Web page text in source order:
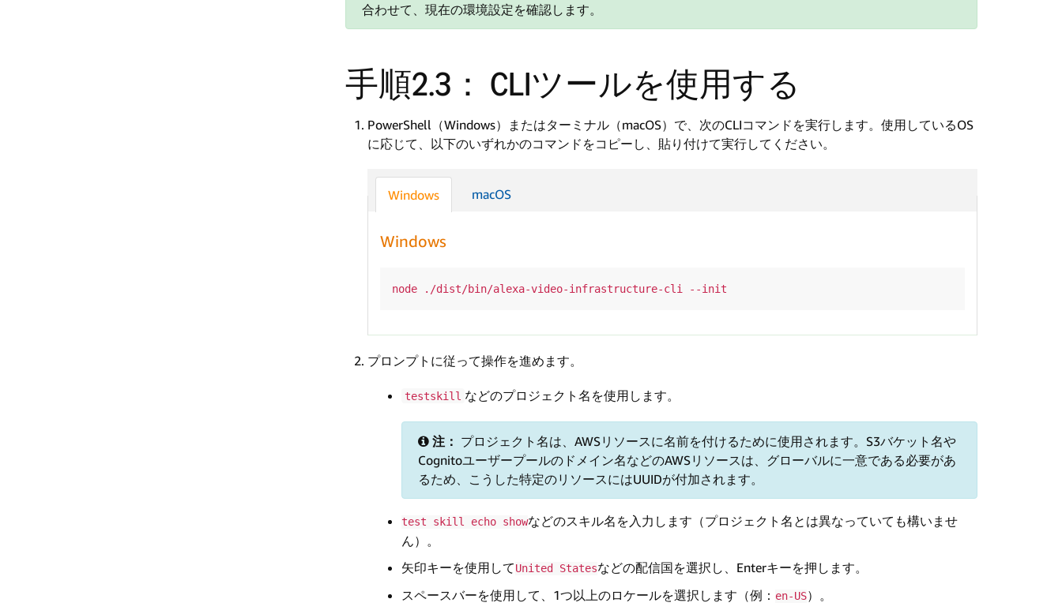
合わせて、現在の環境設定を確認します。
手順2.3： CLIツールを使用する
PowerShell（Windows）またはターミナル（macOS）で、次のCLIコマンドを実行します。使用しているOS
に応じて、以下のいずれかのコマンドをコピーし、貼り付けて実行してください。
Windows macOS
Windows
プロンプトに従って操作を進めます。
testskill などのプロジェクト名を使用します。
注： プロジェクト名は、AWSリソースに名前を付けるために使用されます。S3バケット名や
Cognitoユーザープールのドメイン名などのAWSリソースは、グローバルに一意である必要があ
るため、こうした特定のリソースにはUUIDが付加されます。
test skill echo showなどのスキル名を入力します（プロジェクト名とは異なっていても構いませ
ん）。
矢印キーを使用してUnited Statesなどの配信国を選択し、Enterキーを押します。
スペースバーを使用して、1つ以上のロケールを選択します（例： en-US）。